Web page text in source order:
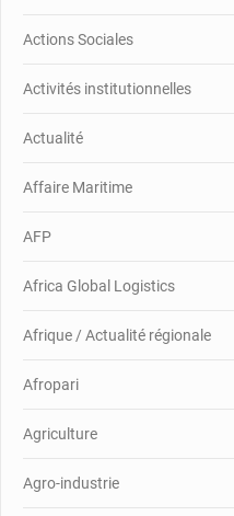
Actions Sociales
Activités institutionnelles
Actualité
Affaire Maritime
AFP
Africa Global Logistics
Afrique / Actualité régionale
Afropari
Agriculture
Agro-industrie